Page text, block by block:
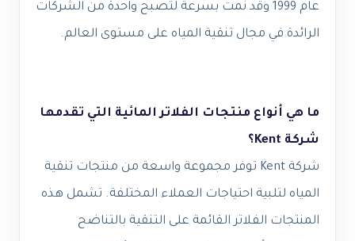
عام 1999 وقد نمت بسرعة لتصبح واحدة من الشركات
الرائدة في مجال تنقية المياه على مستوى العالم.
ما هي أنواع منتجات الفلاتر المائية التي تقدمها
شركة Kent؟
شركة Kent توفر مجموعة واسعة من منتجات تنقية
المياه لتلبية احتياجات العملاء المختلفة. تشمل هذه
المنتجات الفلاتر القائمة على التنقية بالتناضح